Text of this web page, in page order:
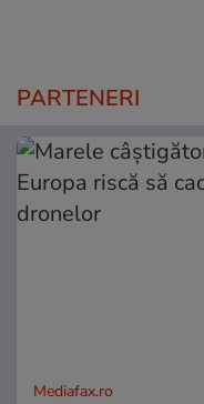
PARTENERI
Mediafax.ro